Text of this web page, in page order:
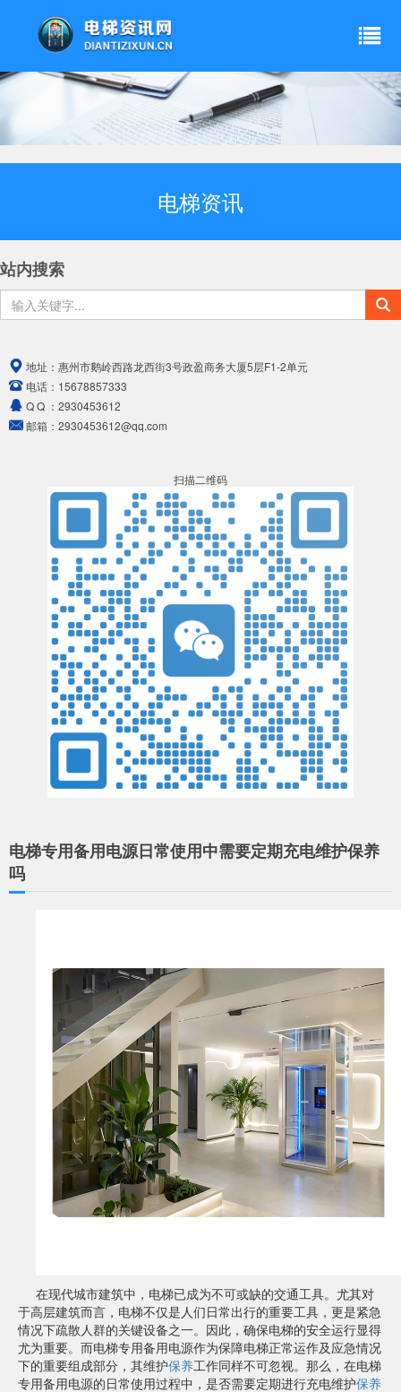
电梯资讯
站内搜索
地址： 惠州市鹅岭西路龙西街3号政盈商务大厦5层F1-2单元
电话： 15678857333
Q Q ： 2930453612
邮箱： 2930453612@qq.com
扫描二维码
电梯专用备用电源日常使用中需要定期充电维护保养
吗
在现代城市建筑中，电梯已成为不可或缺的交通工具。尤其对
于高层建筑而言，电梯不仅是人们日常出行的重要工具，更是紧急
情况下疏散人群的关键设备之一。因此，确保电梯的安全运行显得
尤为重要。而电梯专用备用电源作为保障电梯正常运作及应急情况
下的重要组成部分，其维护保养工作同样不可忽视。那么，在电梯
专用备用电源的日常使用过程中，是否需要定期进行充电维护保养